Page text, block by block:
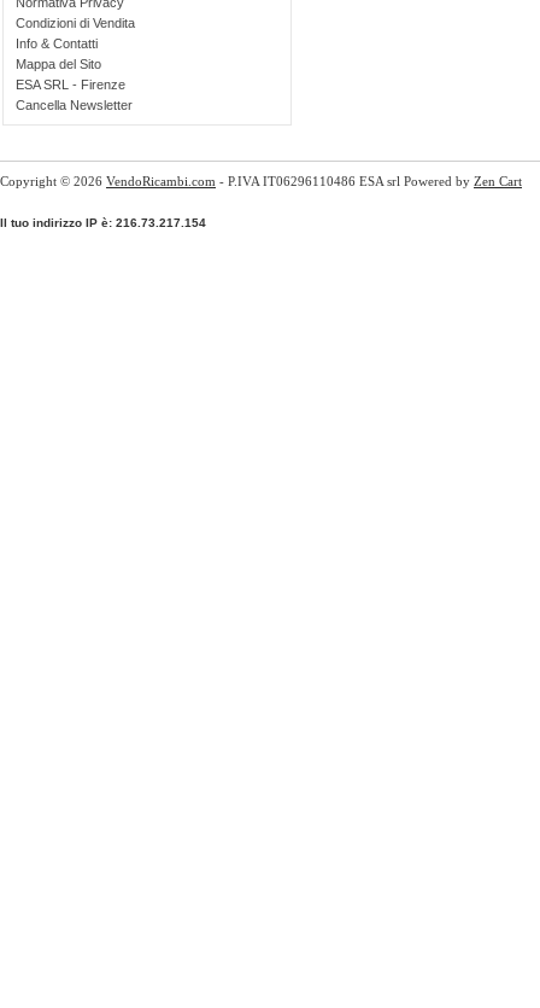
Condizioni di Vendita
Info & Contatti
Mappa del Sito
ESA SRL - Firenze
Cancella Newsletter
Copyright © 2026 VendoRicambi.com - P.IVA IT06296110486 ESA srl Powered by Zen Cart
Il tuo indirizzo IP è: 216.73.217.154